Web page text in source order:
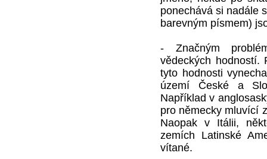
ponechává si nadále
barevným písmem)
- Značným
vědeckých hodností.
tyto hodnosti
území České a
Například v
pro německy mluvící
Naopak v Itálii,
zemích Latinské
vítané.